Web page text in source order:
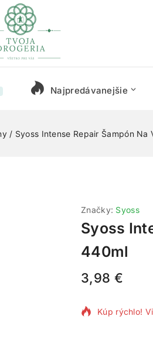
Najpredávanejšie
/ Syoss Intense Repair Šampón Na
Značky: Syoss
Syoss
440ml
3,98 €
15 produktov
Kúp rýchlo!